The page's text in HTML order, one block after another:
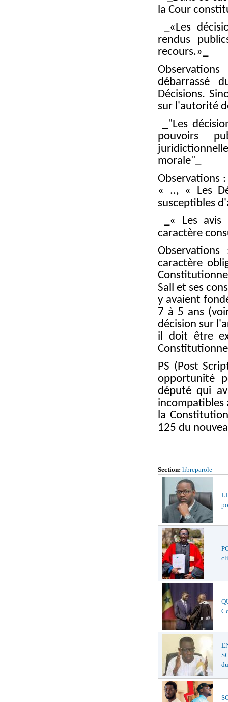
la Cour
_«Les
rendus
recours.»_
débarrassé
Décisions.
sur l'autorité
_"Les
pouvoirs
morale"_
Observations
« .., « Les
susceptibles
_« Les avis
caractère
caractère
Sall et ses
y avaient
7 à 5 ans
décision sur
il doit être
PS (Post
opportunité
député qui
incompatibles
la
125 du
Section: libreparole